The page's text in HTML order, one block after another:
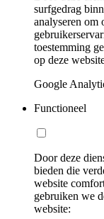
surfgedrag
analyseren om
toestemming
op deze
Google
Functioneel
Door deze
bieden die
website
gebruiken we
website: